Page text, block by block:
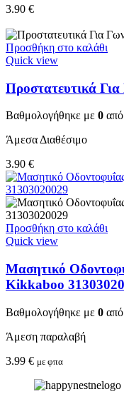
3.90 €
Προσθήκη στο καλάθι
Quick view
Προστατευτικά
Βαθμολογήθηκε με 0
Άμεσα Διαθέσιμο
3.90 €
Προσθήκη στο καλάθι
Quick view
Μασητικό
Kikkaboo
Βαθμολογήθηκε με 0
Άμεση παραλαβή
3.99 € με φπα